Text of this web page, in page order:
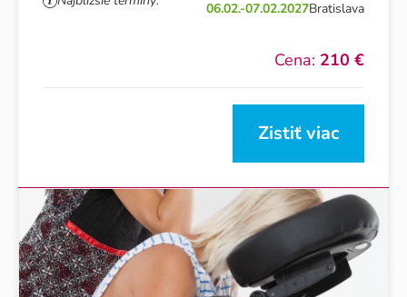
06.02.-07.02.2027Bratislava
Cena: 210 €
Zistiť viac